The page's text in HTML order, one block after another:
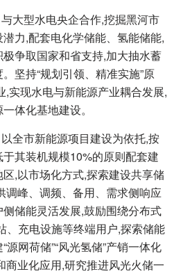
型水电央企合作,挖掘黑河市
力,配套电化学储能、氢能储能,
争取国家和省支持,加大抽水蓄
坚持“规划引领、精准实施”原
,实现水电与新能源产业耦合发展,
体化基地建设。
市新能源项目建设为依托,按
其装机规模10%的原则配套建
,以市场化方式,探索建设共享储
调峰、调频、备用、需求侧响应
储能灵活发展,鼓励围绕分布式
、充电设施等终端用户,探索储能
网荷储”“风光氢储”产销一体化
商业化应用,研究推进风光火储一